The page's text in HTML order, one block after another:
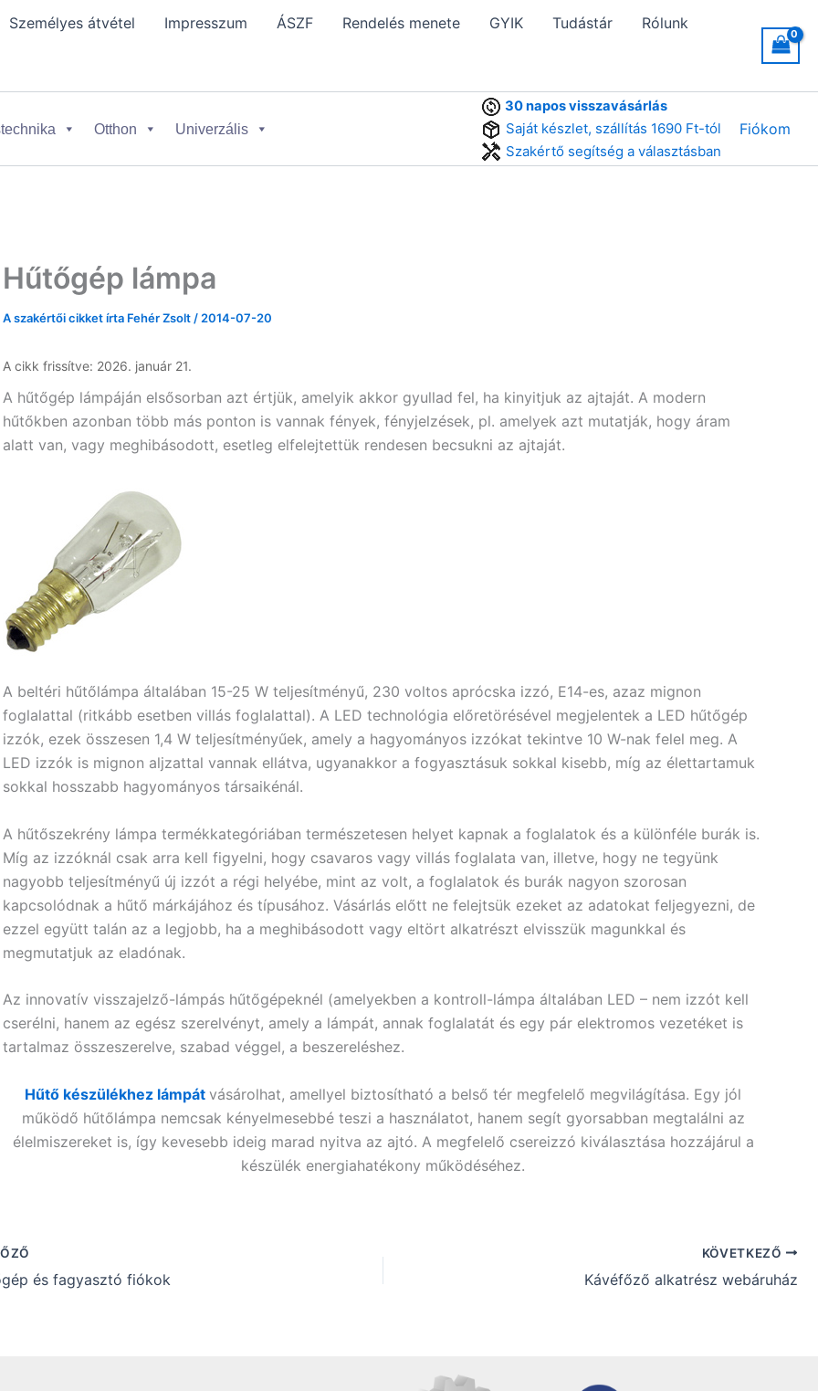
Személyes átvétel Impresszum ÁSZF Rendelés menete GYIK Tudástár Rólunk
Otthon Univerzális
30 napos visszavásárlás
Saját készlet, szállítás 1690 Ft-tól
Szakértő segítség a választásban
Fiókom
Hűtőgép lámpa
A szakértői cikket írta Fehér Zsolt / 2014-07-20
A cikk frissítve: 2026. január 21.
A hűtőgép lámpáján elsősorban azt értjük, amelyik akkor gyullad fel, ha kinyitjuk az ajtaját. A modern
hűtőkben azonban több más ponton is vannak fények, fényjelzések, pl. amelyek azt mutatják, hogy áram
alatt van, vagy meghibásodott, esetleg elfelejtettük rendesen becsukni az ajtaját.
A beltéri hűtőlámpa általában 15-25 W teljesítményű, 230 voltos aprócska izzó, E14-es, azaz mignon
foglalattal (ritkább esetben villás foglalattal). A LED technológia előretörésével megjelentek a LED hűtőgép
izzók, ezek összesen 1,4 W teljesítményűek, amely a hagyományos izzókat tekintve 10 W-nak felel meg. A
LED izzók is mignon aljzattal vannak ellátva, ugyanakkor a fogyasztásuk sokkal kisebb, míg az élettartamuk
sokkal hosszabb hagyományos társaikénál.
A hűtőszekrény lámpa termékkategóriában természetesen helyet kapnak a foglalatok és a különféle burák is.
Míg az izzóknál csak arra kell figyelni, hogy csavaros vagy villás foglalata van, illetve, hogy ne tegyünk
nagyobb teljesítményű új izzót a régi helyébe, mint az volt, a foglalatok és burák nagyon szorosan
kapcsolódnak a hűtő márkájához és típusához. Vásárlás előtt ne felejtsük ezeket az adatokat feljegyezni, de
ezzel együtt talán az a legjobb, ha a meghibásodott vagy eltört alkatrészt elvisszük magunkkal és
megmutatjuk az eladónak.
Az innovatív visszajelző-lámpás hűtőgépeknél (amelyekben a kontroll-lámpa általában LED – nem izzót kell
cserélni, hanem az egész szerelvényt, amely a lámpát, annak foglalatát és egy pár elektromos vezetéket is
tartalmaz összeszerelve, szabad véggel, a beszereléshez.
Hűtő készülékhez lámpát vásárolhat, amellyel biztosítható a belső tér megfelelő megvilágítása. Egy jól
működő hűtőlámpa nemcsak kényelmesebbé teszi a használatot, hanem segít gyorsabban megtalálni az
élelmiszereket is, így kevesebb ideig marad nyitva az ajtó. A megfelelő csereizzó kiválasztása hozzájárul a
készülék energiahatékony működéséhez.
és fagyasztó fiókok
KÖVETKEZŐ
Kávéfőző alkatrész webáruház